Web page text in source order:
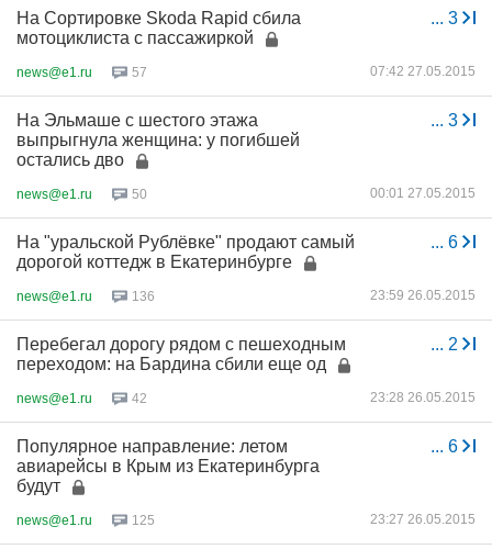
... 3
На Сортировке Skoda Rapid сбила
мотоциклиста с пассажиркой
news@e1.ru 57 07:42 27.05.2015
... 3
На Эльмаше с шестого этажа
выпрыгнула женщина: у погибшей
остались дво
news@e1.ru 50 00:01 27.05.2015
... 6
На "уральской Рублёвке" продают самый
дорогой коттедж в Екатеринбурге
news@e1.ru 136 23:59 26.05.2015
... 2
Перебегал дорогу рядом с пешеходным
переходом: на Бардина сбили еще од
news@e1.ru 42 23:28 26.05.2015
... 6
Популярное направление: летом
авиарейсы в Крым из Екатеринбурга
будут
news@e1.ru 125 23:27 26.05.2015